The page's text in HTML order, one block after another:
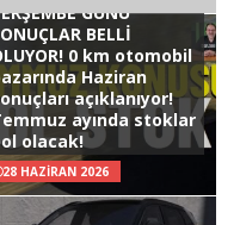
GÜNÜ
BELLİ
0 km otomobil
Haziran
açıklanıyor!
ayında stoklar
olacak!
28 HAZIRAN 2026